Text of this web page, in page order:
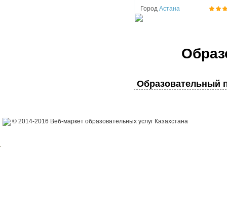
Город Астана
Образовательный
© 2014-2016 Веб-маркет образовательных услуг Казахстана